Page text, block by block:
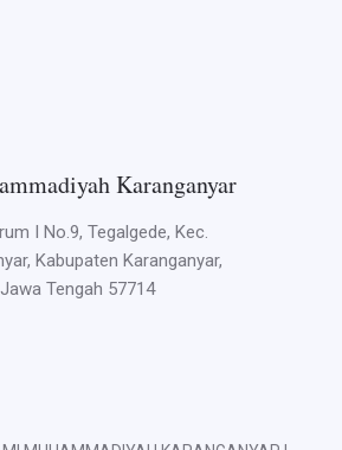
Karanganyar
I No.9, Tegalgede, Kec.
Kabupaten Karanganyar,
Jawa Tengah 57714